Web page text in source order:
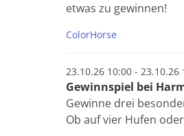
etwas zu gewinnen!
ColorHorse
23.10.26 10:00 - 23.10.26
Gewinnspiel bei
Gewinne drei
Ob auf vier Hufen